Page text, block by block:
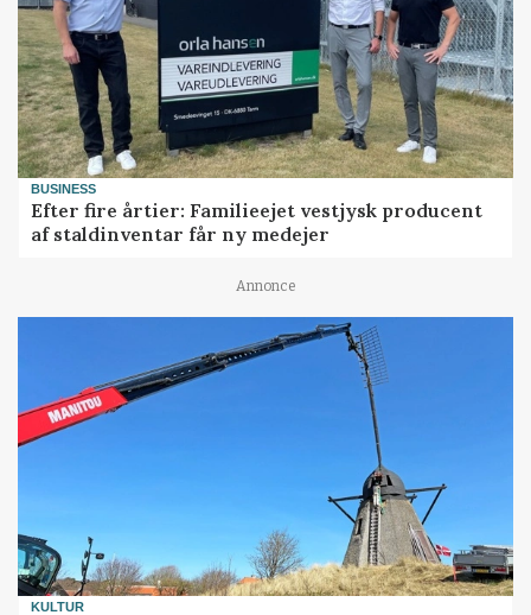
BUSINESS
Efter fire årtier: Familieejet vestjysk producent
af staldinventar får ny medejer
Annonce
KULTUR